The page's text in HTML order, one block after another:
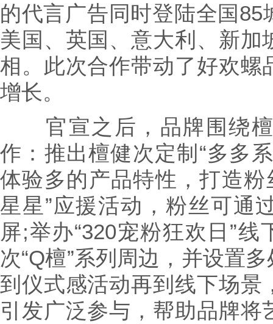
的代言广告同时登陆全国
美国、英国、意大利、新
相。此次合作带动了好欢螺
增长。
官宣之后，品牌围绕檀
作：推出檀健次定制“多多
体验多的产品特性，打造
星星”应援活动，粉丝可通
屏;举办“320宠粉狂欢日”
次“Q檀”系列周边，并设置
到仪式感活动再到线下场
引发广泛参与，帮助品牌